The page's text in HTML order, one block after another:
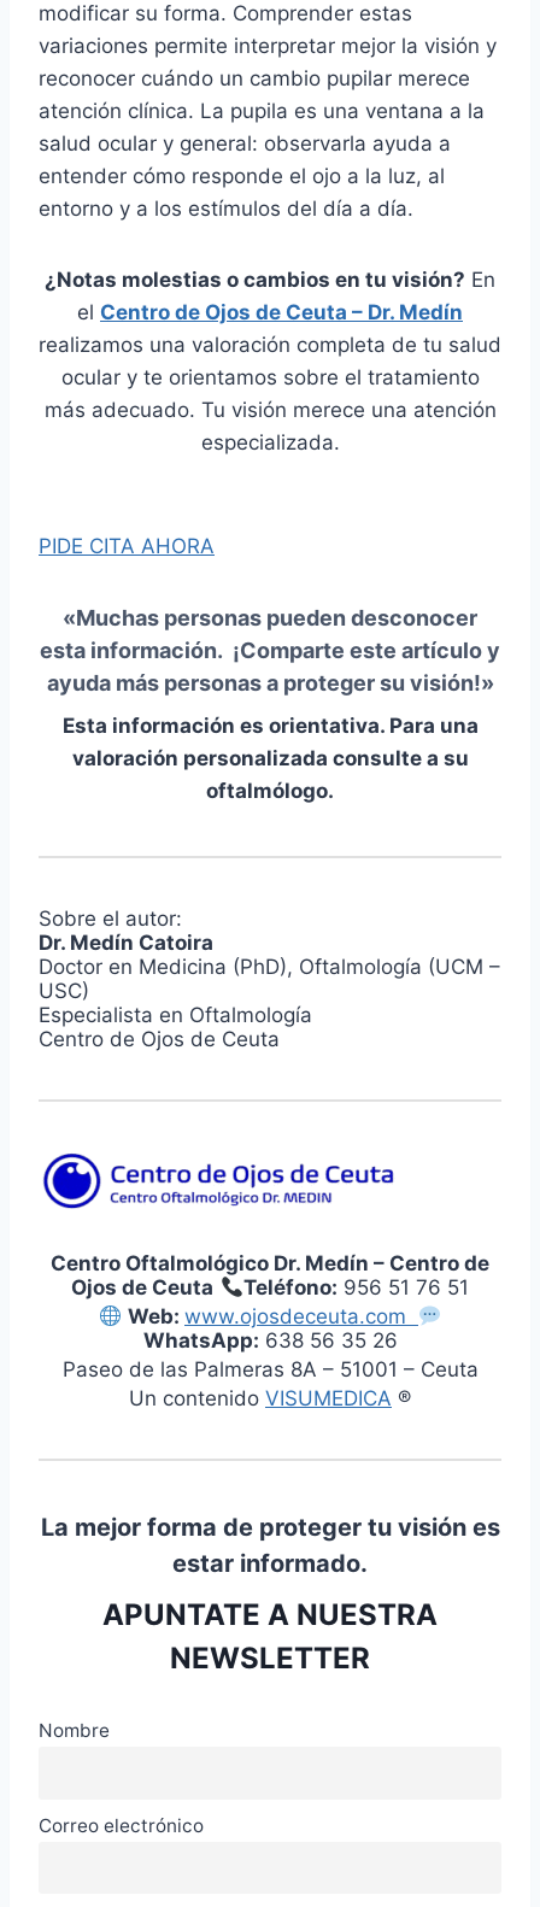
modificar su forma. Comprender estas
variaciones permite interpretar mejor la visión y
reconocer cuándo un cambio pupilar merece
atención clínica. La pupila es una ventana a la
salud ocular y general: observarla ayuda a
entender cómo responde el ojo a la luz, al
entorno y a los estímulos del día a día.
¿Notas molestias o cambios en tu visión? En
el Centro de Ojos de Ceuta – Dr. Medín
realizamos una valoración completa de tu salud
ocular y te orientamos sobre el tratamiento
más adecuado. Tu visión merece una atención
especializada.
PIDE CITA AHORA
«Muchas personas pueden desconocer
esta información. ¡Comparte este artículoy
ayuda más personas a proteger su visión!»
Esta información es orientativa. Para una
valoración personalizada consulte a su
oftalmólogo.
Sobre el autor:
Dr. Medín Catoira
Doctor en Medicina (PhD), Oftalmología (UCM –
USC)
Especialista en Oftalmología
Centro de Ojos de Ceuta
Centro Oftalmológico Dr. Medín – Centro de
Ojos de Ceuta
Teléfono: 956 51 76 51
Web: www.ojosdeceuta.com
WhatsApp: 638 56 35 26
Paseo de las Palmeras 8A – 51001 – Ceuta
Un contenido VISUMEDICA ®
La mejor forma de proteger tu visión es
estar informado.
APUNTATE A NUESTRA
NEWSLETTER
Nombre
Correo electrónico